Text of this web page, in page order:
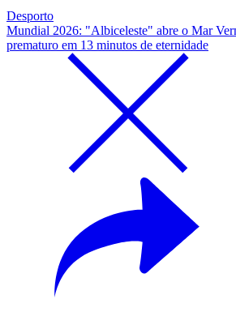
Desporto
Mundial 2026: "Albiceleste" abre o Mar
prematuro em 13 minutos de eternidade